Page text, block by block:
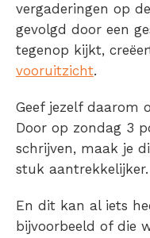
vergaderingen op
gevolgd door een
tegenop kijkt,
vooruitzicht.
Geef jezelf daarom
Door op zondag 3
schrijven, maak je
stuk aantrekkelijker.
En dit kan al iets
bijvoorbeeld of die